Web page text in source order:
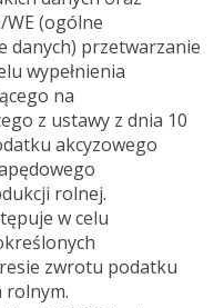
(ogólne
danych) przetwarzanie
wypełnienia
na
z ustawy z dnia 10
akcyzowego
rolnej.
w celu
zwrotu podatku
rolnym.